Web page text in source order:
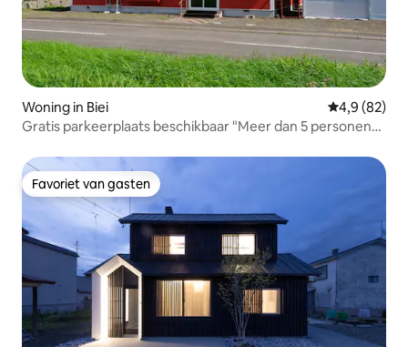
Woning in Biei Gemiddelde
4,9 (82)
Gratis parkeerplaats beschikbaar "Meer dan 5 personen
cho "Maximaal 8 personen OK" Biei Furano Asahikawa
Favoriet van gasten
Favoriet van gasten